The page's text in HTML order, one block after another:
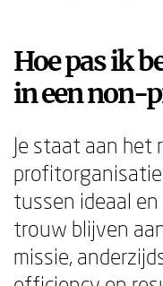
Hoe pas ik
in een non-
Je staat aan het
tussen ideaal
trouw blijven
missie,